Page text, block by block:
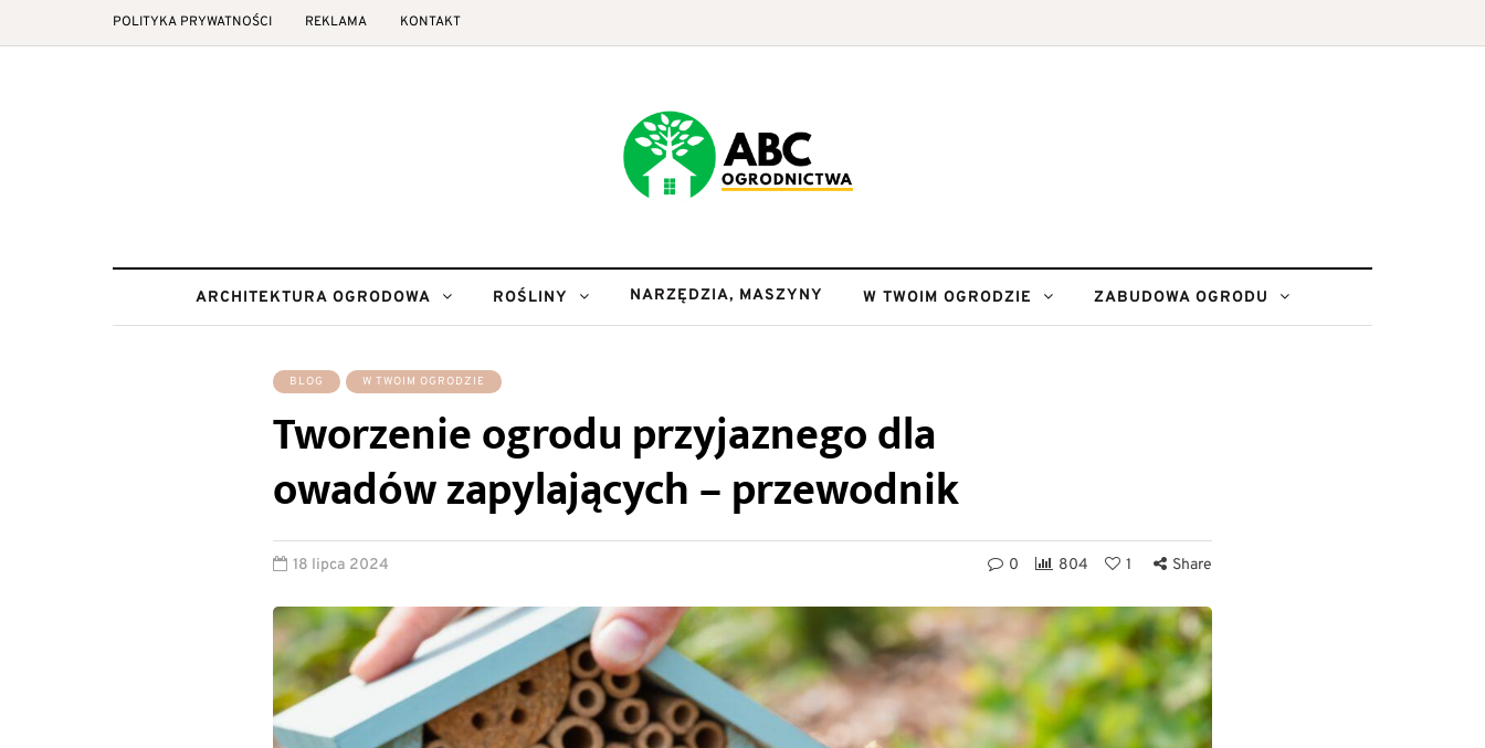
POLITYKA PRYWATNOŚCI REKLAMA KONTAKT
ARCHITEKTURA OGRODOWA ROŚLINY NARZĘDZIA, MASZYNY W TWOIM OGRODZIE ZABUDOWA OGRODU
BLOG W TWOIM OGRODZIE
Tworzenie ogrodu przyjaznego dla
owadów zapylających – przewodnik
18 lipca 2024 0 804 1 Share